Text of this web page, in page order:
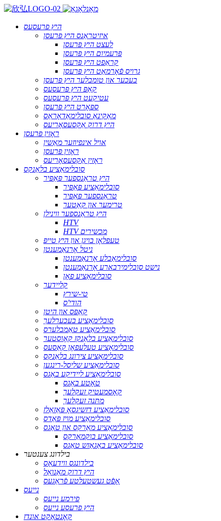
היץ פרעסעס
איזיטראַנס היץ פּרעסן
לעצט היץ פּרעסן
פּרעמיום היץ פּרעסן
קראַפט היץ פּרעסן
גרויס פֿאָרמאַט היץ פּרעסן
בעכער און טומבלער היץ פּרעסן
קאַפּ היץ פּרעסעס
עטיקעט היץ פּרעסעס
ספּאָרט היץ פּרעסן
מאַקינאַ סובלימאַדאָראַס
היץ דרוק אַקסעסאָריעס
ראָזין פּרעסן
אויל אינפיוזער מאַשין
ראָזין פּרעסן
ראָזין אַקסעסאָריעס
סובלימאַציע בלאַנקס
היץ טראַנספער פּאַפּיר
סובלימאַציע פּאַפּיר
טראַנספער פּאַפּיר
טרימער און קאַטער
היץ טראַנספער ווינילן
HTV
HTV מכשירים
טעפלאָן בויגן און היץ טייפּ
ניטל אָרנאַמענטן
סובלימאַבלע אָרנאַמענטן
נישט סובלימירבארע אָרנאַמענטן
סובלימאַציע פאָן
קליידער
טי-שירץ
הודי'ס
קאַפּס און היטן
סובלימאַציע בעכערלעך
סובלימאַציע טאַמבלערס
סובלימאַציע בלאַנקז קאָוסטער
סובלימאַציע טעלעפאָן קאַסעס
סובלימאַציע צירונג בלאַנקס
סובלימאַציע שליסל-רינגען
סובלימאַציע ליידיקע באַגס
טאָטע באַגס
קאָסמעטיק זעקלעך
מתּנה זעקלעך
סובלימאַציע דזשיגסאָ פּאַזאַלז
סובלימאַציע מויז פּאַדס
סובלימאַציע מאַרקס און טאַגס
סובלימאַציע בוקמאַרקס
סובלימאַציע באַגאַזש טאַגס
בילדונג צענטער
בילדונגס ווידעאָס
היץ דרוק מאַנואַל
אָפֿט געשטעלטע פֿראַגעס
נייעס
פירמע נייעס
היץ פרעסע נייעס
קאָנטאַקט אונדז